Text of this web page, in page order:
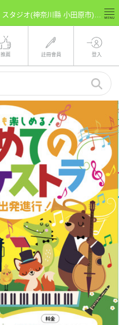
推薦 註冊會員 登入